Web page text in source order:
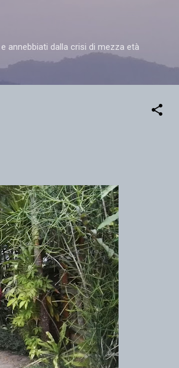
annebbiati dalla crisi di mezza età